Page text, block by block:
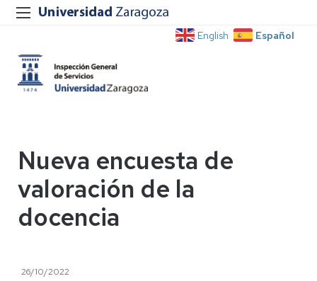
English Español
Nueva encuesta de
valoración de la
docencia
26/10/2022